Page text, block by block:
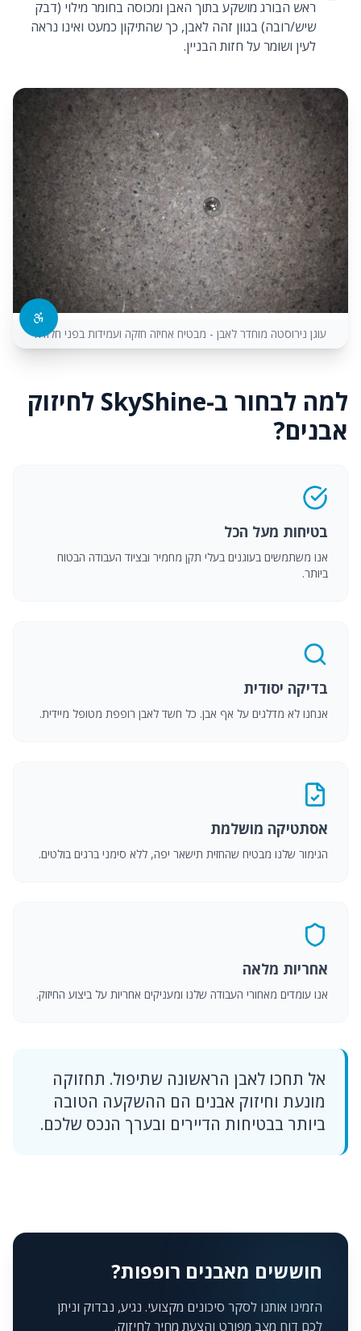
ראש הבורג מושקע בתוך האבן ומכוסה בחומר מילוי (דבק
שיש/רובה) בגוון זהה לאבן, כך שהתיקון כמעט ואינו נראה
לעין ושומר על חזות הבניין.
עוגן נירוסטה מוחדר לאבן - מבטיח אחיזה חזקה ועמידות בפני חלודה
למה לבחור ב-SkyShine לחיזוק
אבנים?
בטיחות מעל הכל
אנו משתמשים בעוגנים בעלי תקן מחמיר ובציוד העבודה הבטוח
ביותר.
בדיקה יסודית
אנחנו לא מדלגים על אף אבן. כל חשד לאבן רופפת מטופל מיידית.
אסתטיקה מושלמת
הגימור שלנו מבטיח שהחזית תישאר יפה, ללא סימני ברגים בולטים.
אחריות מלאה
אנו עומדים מאחורי העבודה שלנו ומעניקים אחריות על ביצוע החיזוק.
אל תחכו לאבן הראשונה שתיפול. תחזוקה
מונעת וחיזוק אבנים הם ההשקעה הטובה
ביותר בבטיחות הדיירים ובערך הנכס שלכם.
חוששים מאבנים רופפות?
הזמינו אותנו לסקר סיכונים מקצועי. נגיע, נבדוק וניתן
לכם דוח מצב מפורט והצעת מחיר לחיזוק.